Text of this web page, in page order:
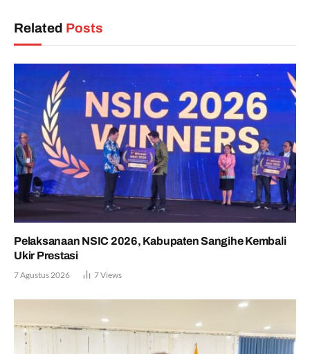
Related Posts
Pelaksanaan NSIC 2026, Kabupaten Sangihe Kembali
Ukir Prestasi
7 Agustus 2026 7Views